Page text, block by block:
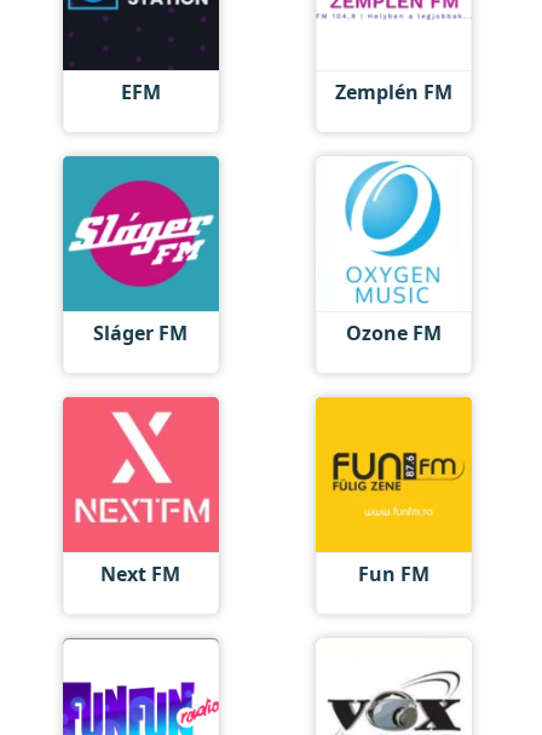
EFM Zemplén FM
Sláger FM Ozone FM
Next FM Fun FM